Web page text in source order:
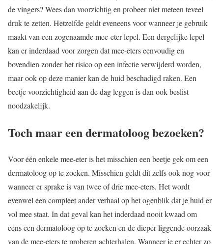
de vingers? Wees dan voorzichtig en probeer niet meteen teveel
druk te zetten. Hetzelfde geldt eveneens voor wanneer je gebruik
maakt van een zogenaamde mee-eter lepel. Een dergelijke lepel
kan er inderdaad voor zorgen dat mee-eters eenvoudig en
bovendien zonder het risico op een infectie verwijderd worden,
maar ook op deze manier kan de huid beschadigd raken. Een
beetje voorzichtigheid aan de dag leggen is dan ook beslist
noodzakelijk.
Toch maar een dermatoloog bezoeken?
Voor één enkele mee-eter is het misschien een beetje gek om een
dermatoloog op te zoeken. Misschien geldt dit zelfs ook nog voor
wanneer er sprake is van twee of drie mee-eters. Het wordt
evenwel een compleet ander verhaal op het ogenblik dat je huid er
vol mee staat. In dat geval kan het inderdaad nooit kwaad om
eens een dermatoloog op te zoeken en de dieper liggende oorzaak
van de mee-eters te proberen achterhalen. Wanneer je er echter zo